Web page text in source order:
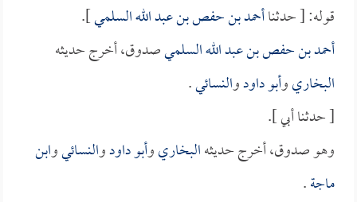
قوله: [ حدثناأحمد بن حفص بن عبد الله السلمي].
أحمد بن حفص بن عبد الله السلميصدوق، أخرج حديثه
البخاريوأبو داودوالنسائي.
[ حدثنا أبي ].
وهو صدوق، أخرج حديثهالبخاريوأبو داودوالنسائيوابن
ماجة.